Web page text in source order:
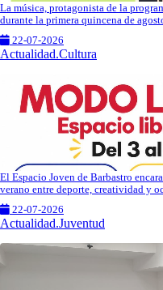
La música, protagonista de la
durante la primera quincena de
22-07-2026
Actualidad.Cultura
El Espacio Joven de Barbastro
verano entre deporte, creatividad y
22-07-2026
Actualidad.Juventud